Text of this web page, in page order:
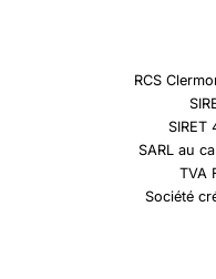
RCS
SIRET
SARL au
TVA
Société